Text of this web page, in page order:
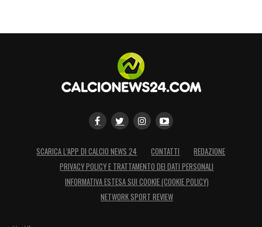
SCARICA L’APP DI CALCIO NEWS 24 CONTATTI
REDAZIONE
PRIVACY POLICY E TRATTAMENTO DEI DATI PERSONALI
INFORMATIVA ESTESA SUI COOKIE (COOKIE POLICY)
NETWORK SPORT REVIEW